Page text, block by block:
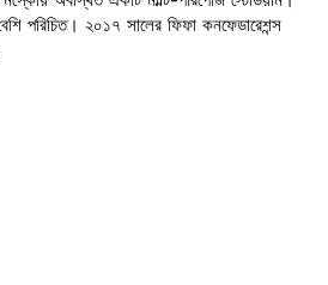
পরিচিত। ২০১৭ সালের ফিফা কনফেডারেশন্স